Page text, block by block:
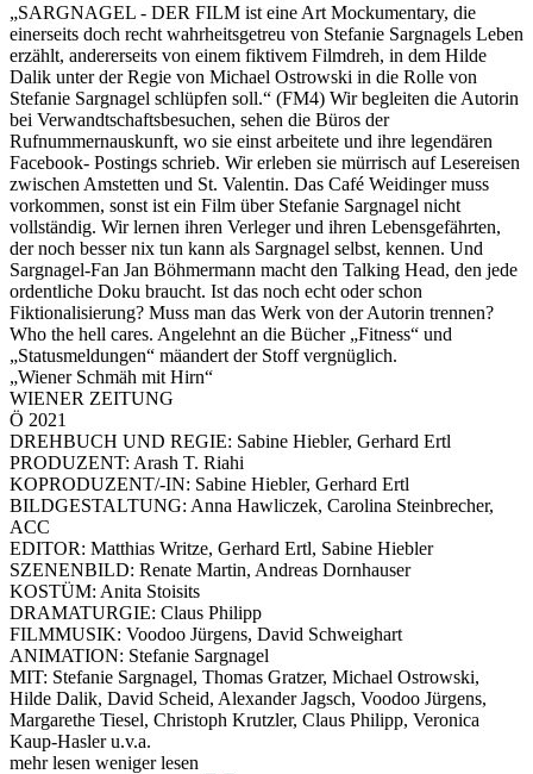
„SARGNAGEL - DER FILM ist eine Art Mockumentary, die
einerseits doch recht wahrheitsgetreu von Stefanie Sargnagels Leben
erzählt, andererseits von einem fiktivem Filmdreh, in dem Hilde
Dalik unter der Regie von Michael Ostrowski in die Rolle von
Stefanie Sargnagel schlüpfen soll.“ (FM4) Wir begleiten die Autorin
bei Verwandtschaftsbesuchen, sehen die Büros der
Rufnummernauskunft, wo sie einst arbeitete und ihre legendären
Facebook- Postings schrieb. Wir erleben sie mürrisch auf Lesereisen
zwischen Amstetten und St. Valentin. Das Café Weidinger muss
vorkommen, sonst ist ein Film über Stefanie Sargnagel nicht
vollständig. Wir lernen ihren Verleger und ihren Lebensgefährten,
der noch besser nix tun kann als Sargnagel selbst, kennen. Und
Sargnagel-Fan Jan Böhmermann macht den Talking Head, den jede
ordentliche Doku braucht. Ist das noch echt oder schon
Fiktionalisierung? Muss man das Werk von der Autorin trennen?
Who the hell cares. Angelehnt an die Bücher „Fitness“ und
„Statusmeldungen“ mäandert der Stoff vergnüglich.
„Wiener Schmäh mit Hirn“
WIENER ZEITUNG
Ö 2021
DREHBUCH UND REGIE: Sabine Hiebler, Gerhard Ertl
PRODUZENT: Arash T. Riahi
KOPRODUZENT/-IN: Sabine Hiebler, Gerhard Ertl
BILDGESTALTUNG: Anna Hawliczek, Carolina Steinbrecher,
ACC
EDITOR: Matthias Writze, Gerhard Ertl, Sabine Hiebler
SZENENBILD: Renate Martin, Andreas Dornhauser
KOSTÜM: Anita Stoisits
DRAMATURGIE: Claus Philipp
FILMMUSIK: Voodoo Jürgens, David Schweighart
ANIMATION: Stefanie Sargnagel
MIT: Stefanie Sargnagel, Thomas Gratzer, Michael Ostrowski,
Hilde Dalik, David Scheid, Alexander Jagsch, Voodoo Jürgens,
Margarethe Tiesel, Christoph Krutzler, Claus Philipp, Veronica
Kaup-Hasler u.v.a.
mehr lesen weniger lesen